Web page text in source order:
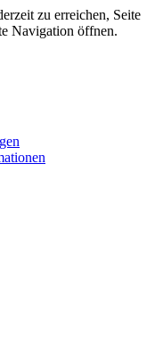
zu erreichen, Seite
Navigation öffnen.